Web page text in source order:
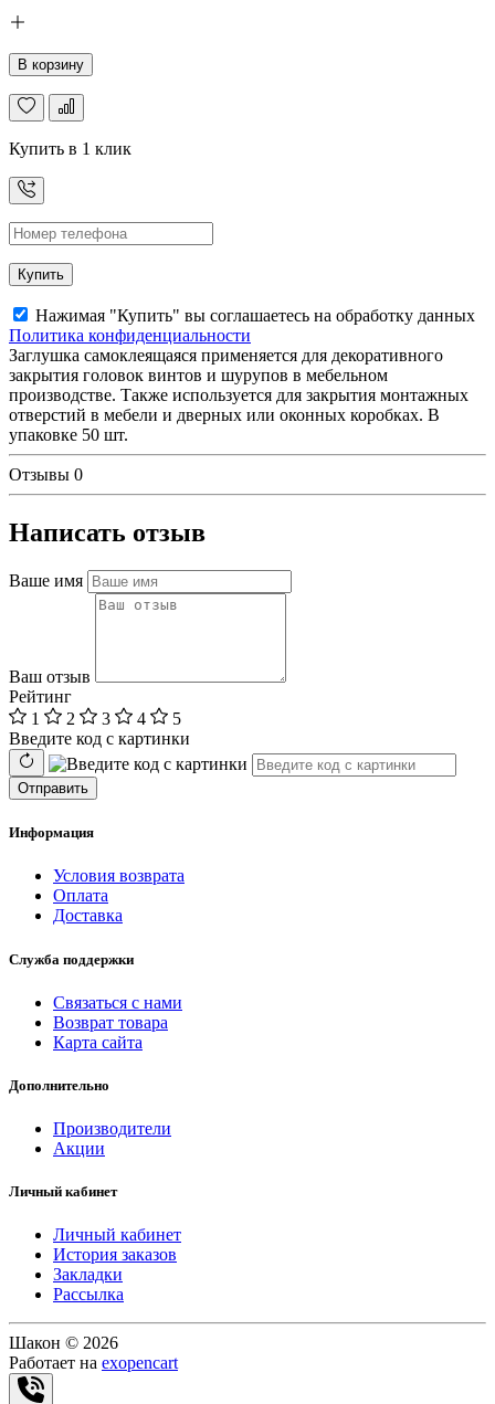
В корзину
Купить в 1 клик
Купить
Нажимая "Купить" вы соглашаетесь на обработку данных
Политика конфиденциальности
Заглушка самоклеящаяся применяется для декоративного
закрытия головок винтов и шурупов в мебельном
производстве. Также используется для закрытия монтажных
отверстий в мебели и дверных или оконных коробках. В
упаковке 50 шт.
Отзывы 0
Написать отзыв
Ваше имя
Ваш отзыв
Рейтинг
1
2 3 4
5
Введите код с картинки
Отправить
Информация
Условия возврата
Оплата
Доставка
Служба поддержки
Связаться с нами
Возврат товара
Карта сайта
Дополнительно
Производители
Акции
Личный кабинет
Личный кабинет
История заказов
Закладки
Рассылка
Шакон © 2026
Работает на exopencart